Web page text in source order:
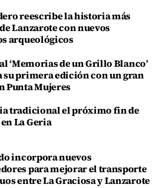
reescribe la historia más
Lanzarote con nuevos
arqueológicos
‘Memorias de un Grillo Blanco’
primera edición con un gran
Punta Mujeres
tradicional el próximo fin de
La Geria
incorpora nuevos
para mejorar el transporte
entre La Graciosa y Lanzarote